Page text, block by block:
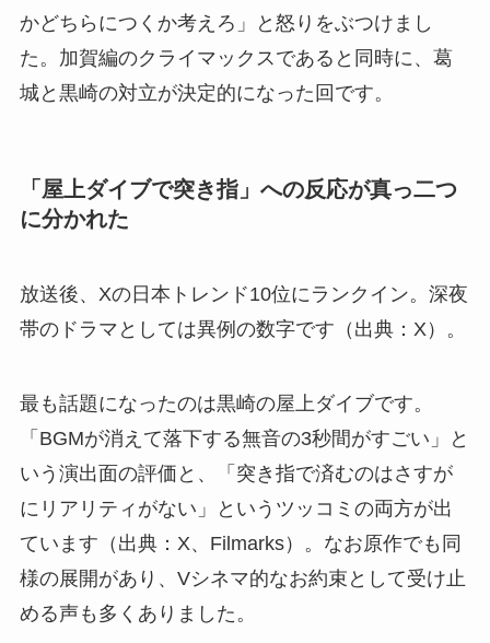
かどちらにつくか考えろ」と怒りをぶつけまし
た。加賀編のクライマックスであると同時に、葛
城と黒崎の対立が決定的になった回です。
「屋上ダイブで突き指」への反応が真っ二つ
に分かれた
放送後、Xの日本トレンド10位にランクイン。深夜
帯のドラマとしては異例の数字です（出典：X）。
最も話題になったのは黒崎の屋上ダイブです。
「BGMが消えて落下する無音の3秒間がすごい」と
いう演出面の評価と、「突き指で済むのはさすが
にリアリティがない」というツッコミの両方が出
ています（出典：X、Filmarks）。なお原作でも同
様の展開があり、Vシネマ的なお約束として受け止
める声も多くありました。